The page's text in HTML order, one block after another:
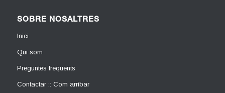
SOBRE NOSALTRES
Inici
Qui som
Preguntes freqüents
Contactar :: Com arribar